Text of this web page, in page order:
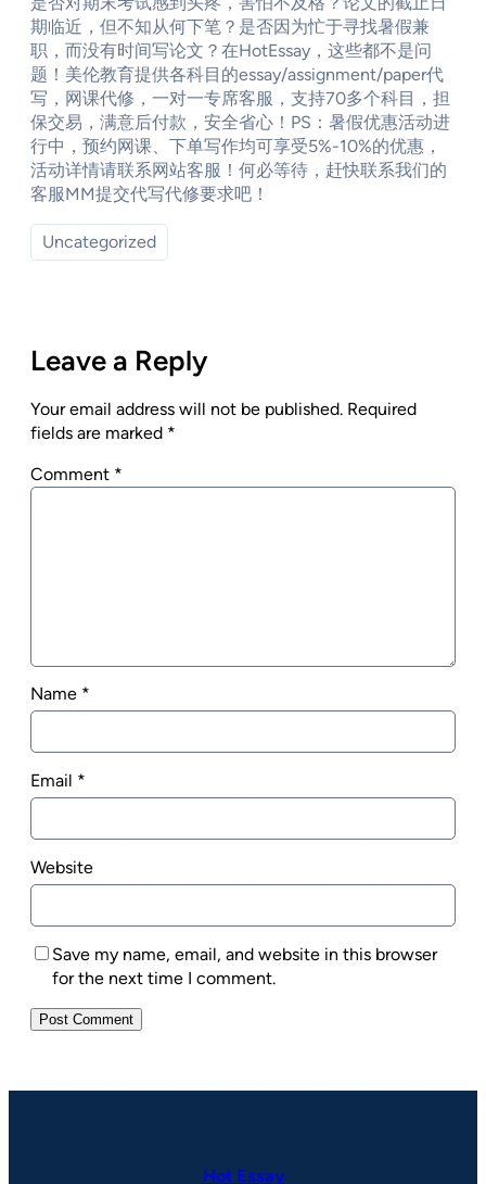
期临近，但不知从何下笔？是否因为忙于寻找暑假兼
职，而没有时间写论文？在HotEssay，这些都不是问
题！美伦教育提供各科目的essay/assignment/paper代
写，网课代修，一对一专席客服，支持70多个科目，担
保交易，满意后付款，安全省心！PS：暑假优惠活动进
行中，预约网课、下单写作均可享受5%-10%的优惠，
活动详情请联系网站客服！何必等待，赶快联系我们的
客服MM提交代写代修要求吧！
Uncategorized
Leave a Reply
Your email address will not be published. Required
fields are marked *
Comment *
Name *
Email *
Website
Save my name, email, and website in this browser
for the next time I comment.
Hot Essay